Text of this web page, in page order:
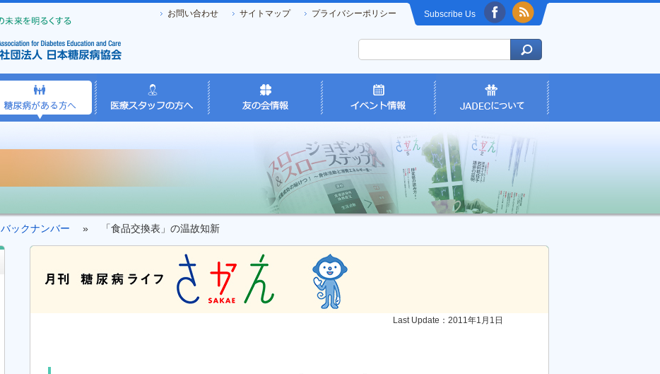
お問い合わせ サイトマップ プライバシーポリシー Subscribe Us
バックナンバー » 「食品交換表」の温故知新
Last Update：2011年1月1日